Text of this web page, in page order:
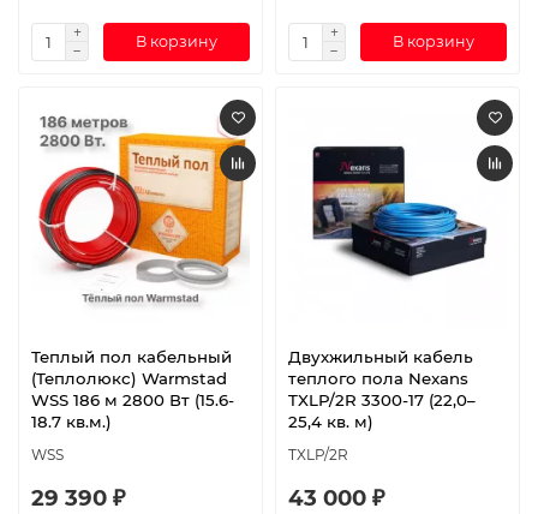
В корзину В корзину
Теплый пол кабельный
(Теплолюкс) Warmstad
WSS 186 м 2800 Вт (15.6-
18.7 кв.м.)
WSS
29 390 ₽
Двухжильный кабель
теплого пола Nexans
TXLP/2R 3300-17 (22,0–
25,4 кв. м)
TXLP/2R
43 000 ₽